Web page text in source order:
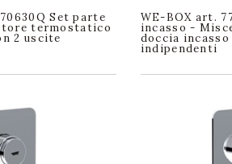
Set parte
termostatico
2 uscite
WE-BOX art.
incasso -
doccia
indipendenti